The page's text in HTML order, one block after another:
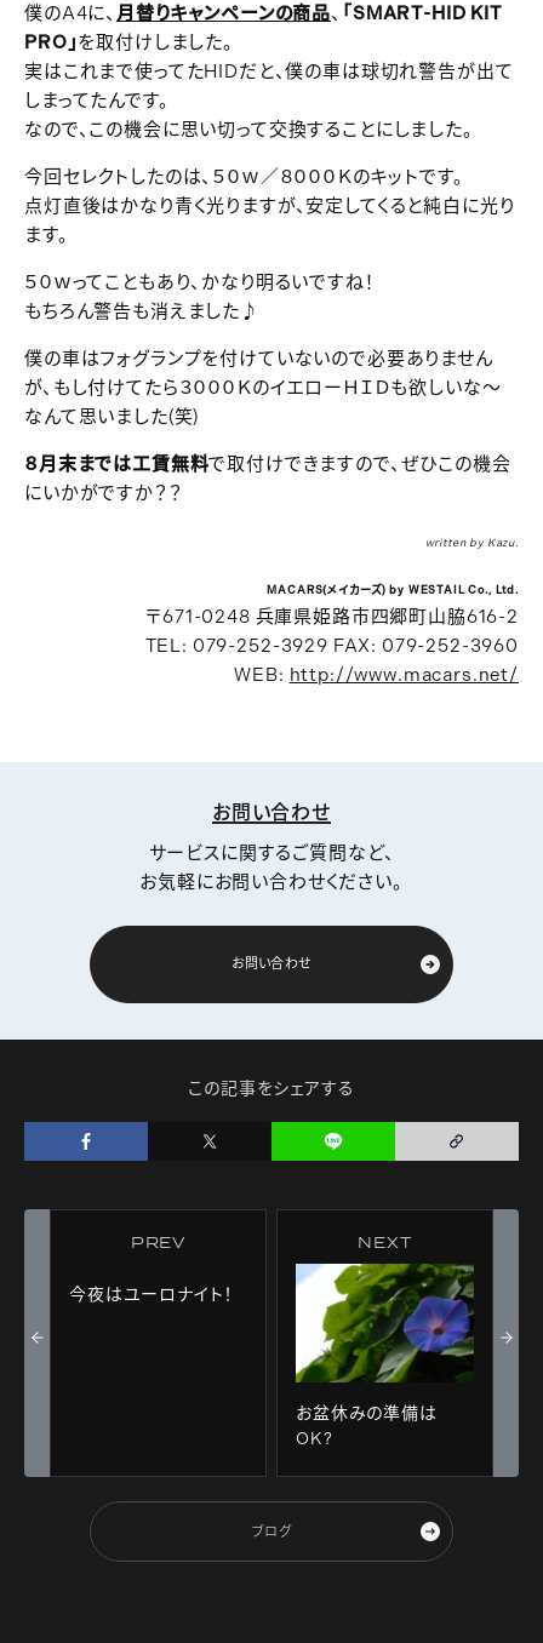
僕のA4に、 月替りキャンペーンの商品、 「SMART-HID KIT
PRO」を取付けしました。
実はこれまで使ってたHIDだと、僕の車は球切れ警告が出て
しまってたんです。
なので、この機会に思い切って交換することにしました。
今回セレクトしたのは、５０ｗ／８０００Ｋのキットです。
点灯直後はかなり青く光りますが、安定してくると純白に光り
ます。
５０ｗってこともあり、かなり明るいですね！
もちろん警告も消えました♪
僕の車はフォグランプを付けていないので必要ありません
が、もし付けてたら３０００ＫのイエローＨＩＤも欲しいな～
なんて思いました(笑)
８月末までは工賃無料で取付けできますので、ぜひこの機会
にいかがですか？？
written by Kazu.
MACARS(メイカーズ) by WESTAIL Co., Ltd.
〒671-0248 兵庫県姫路市四郷町山脇616-2
TEL: 079-252-3929 FAX: 079-252-3960
WEB: http://www.macars.net/
お問い合わせ
サービスに関するご質問など、
お気軽にお問い合わせください。
お問い合わせ
この記事をシェアする
PREV
今夜はユーロナイト！
NEXT
お盆休みの準備は
OK?
ブログ